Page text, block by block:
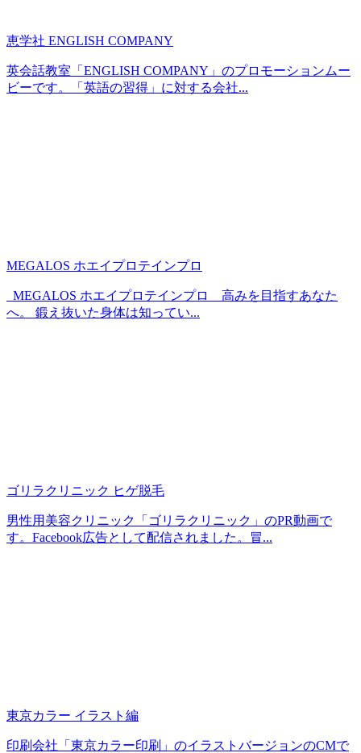
恵学社 ENGLISH COMPANY
英会話教室「ENGLISH COMPANY」のプロモーションムー
ビーです。「英語の習得」に対する会社...
MEGALOS ホエイプロテインプロ
MEGALOS ホエイプロテインプロ 高みを目指すあなた
へ。 鍛え抜いた身体は知ってい...
ゴリラクリニック ヒゲ脱毛
男性用美容クリニック「ゴリラクリニック」のPR動画で
す。Facebook広告として配信されました。冒...
東京カラー イラスト編
印刷会社「東京カラー印刷」のイラストバージョンのCMで